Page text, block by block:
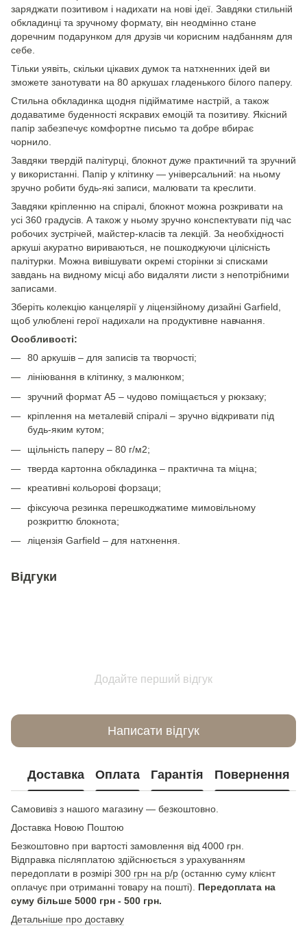
заряджати позитивом і надихати на нові ідеї. Завдяки стильній
обкладинці та зручному формату, він неодмінно стане
доречним подарунком для друзів чи корисним надбанням для
себе.
Тільки уявіть, скільки цікавих думок та натхненних ідей ви
зможете занотувати на 80 аркушах гладенького білого паперу.
Стильна обкладинка щодня підійматиме настрій, а також
додаватиме буденності яскравих емоцій та позитиву. Якісний
папір забезпечує комфортне письмо та добре вбирає
чорнило.
Завдяки твердій палітурці, блокнот дуже практичний та зручний
у використанні. Папір у клітинку — універсальний: на ньому
зручно робити будь-які записи, малювати та креслити.
Завдяки кріпленню на спіралі, блокнот можна розкривати на
усі 360 градусів. А також у ньому зручно конспектувати під час
робочих зустрічей, майстер-класів та лекцій. За необхідності
аркуші акуратно вириваються, не пошкоджуючи цілісність
палітурки. Можна вивішувати окремі сторінки зі списками
завдань на видному місці або видаляти листи з непотрібними
записами.
Зберіть колекцію канцелярії у ліцензійному дизайні Garfield,
щоб улюблені герої надихали на продуктивне навчання.
Особливості:
80 аркушів – для записів та творчості;
лініювання в клітинку, з малюнком;
зручний формат А5 – чудово поміщається у рюкзаку;
кріплення на металевій спіралі – зручно відкривати під
будь-яким кутом;
щільність паперу – 80 г/м2;
тверда картонна обкладинка – практична та міцна;
креативні кольорові форзаци;
фіксуюча резинка перешкоджатиме мимовільному
розкриттю блокнота;
ліцензія Garfield – для натхнення.
Відгуки
Додайте перший відгук
Написати відгук
Доставка Оплата Гарантія Повернення
Самовивіз з нашого магазину — безкоштовно.
Доставка Новою Поштою
Безкоштовно при вартості замовлення від 4000 грн.
Відправка післяплатою здійснюється з урахуванням
передоплати в розмірі 300 грн на р/р (останню суму клієнт
оплачує при отриманні товару на пошті). Передоплата на
суму більше 5000 грн - 500 грн.
Детальніше про доставку